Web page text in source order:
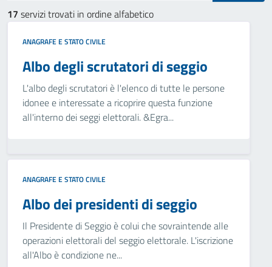
17 servizi trovati in ordine alfabetico
ANAGRAFE E STATO CIVILE
Albo degli scrutatori di seggio
L'albo degli scrutatori è l'elenco di tutte le persone
idonee e interessate a ricoprire questa funzione
all'interno dei seggi elettorali. &Egra...
ANAGRAFE E STATO CIVILE
Albo dei presidenti di seggio
Il Presidente di Seggio è colui che sovraintende alle
operazioni elettorali del seggio elettorale. L'iscrizione
all'Albo è condizione ne...